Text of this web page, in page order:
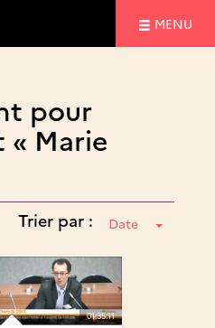
MENU
pour
Marie
Trier par : Date
01:35:11